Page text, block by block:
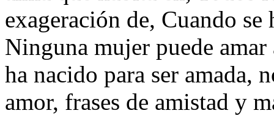
exageración de, Cuando
Ninguna mujer puede
ha nacido para ser amada,
amor, frases de amistad y